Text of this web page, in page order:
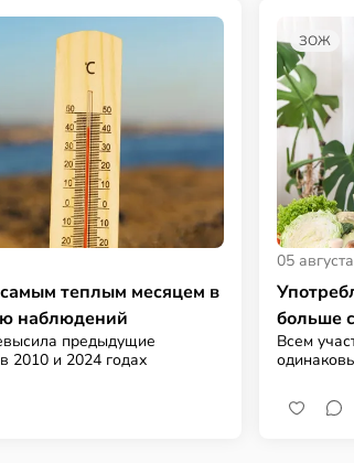
теплым месяцем в
наблюдений
предыдущие
2010 и 2024 годах
ЗОЖ
05 августа
больше
Всем